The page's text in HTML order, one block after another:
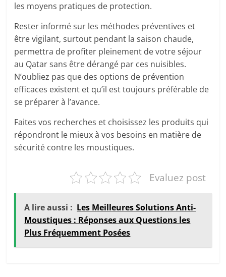
les moyens pratiques de protection.
Rester informé sur les méthodes préventives et
être vigilant, surtout pendant la saison chaude,
permettra de profiter pleinement de votre séjour
au Qatar sans être dérangé par ces nuisibles.
N’oubliez pas que des options de prévention
efficaces existent et qu’il est toujours préférable de
se préparer à l’avance.
Faites vos recherches et choisissez les produits qui
répondront le mieux à vos besoins en matière de
sécurité contre les moustiques.
Evaluez post
A lire aussi : Les Meilleures Solutions Anti-
Moustiques : Réponses aux Questions les
Plus Fréquemment Posées